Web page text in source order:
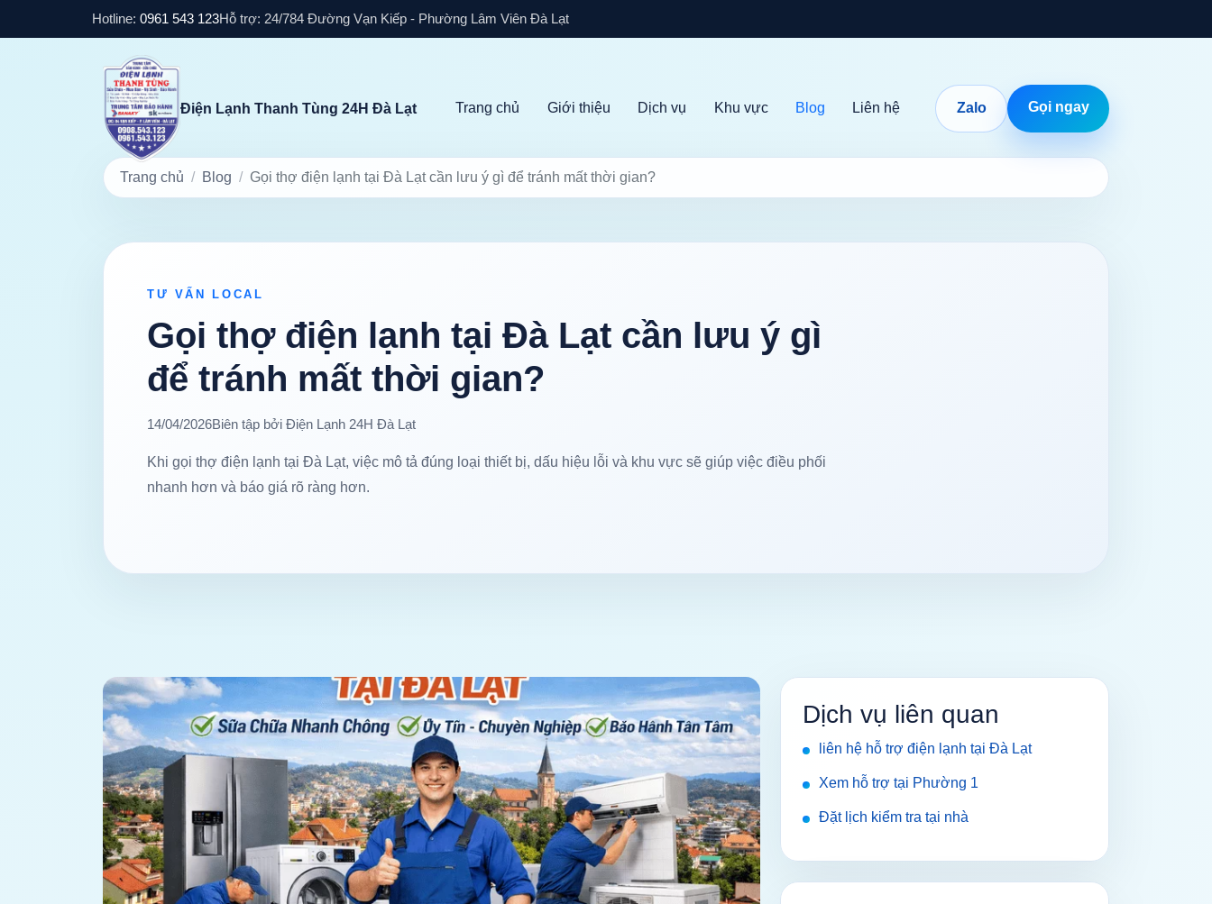
Hotline: 0961 543 123Hỗ trợ: 24/784 Đường Vạn Kiếp - Phường Lâm Viên Đà Lạt
Điện Lạnh Thanh Tùng 24H Đà Lạt Trang chủ Giới thiệu Dịch vụ Khu vực Blog Liên hệ Zalo Gọi ngay
Trang chủ Blog Gọi thợ điện lạnh tại Đà Lạt cần lưu ý gì để tránh mất thời gian?
TƯ VẤN LOCAL
Gọi thợ điện lạnh tại Đà Lạt cần lưu ý gì
để tránh mất thời gian?
14/04/2026Biên tập bởi Điện Lạnh 24H Đà Lạt
Khi gọi thợ điện lạnh tại Đà Lạt, việc mô tả đúng loại thiết bị, dấu hiệu lỗi và khu vực sẽ giúp việc điều phối
nhanh hơn và báo giá rõ ràng hơn.
Dịch vụ liên quan
liên hệ hỗ trợ điện lạnh tại Đà Lạt
Xem hỗ trợ tại Phường 1
Đặt lịch kiểm tra tại nhà